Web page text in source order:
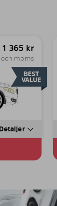
1 365 kr
moms
Detaljer